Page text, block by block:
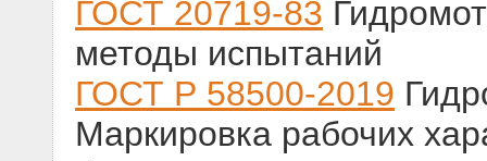
ГОСТ 20719-83
методы испытаний
ГОСТ Р 58500-2019
Маркировка рабочих